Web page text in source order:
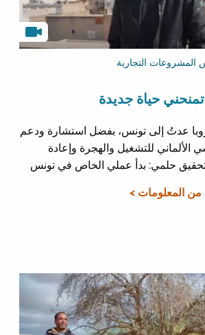
التجارية
حياة جديدة
أوروبا عدتُ إلى تونس، بفضل استشارة ودعم
الألماني للتشغيل والهجرة وإعادة
حلمي: بدأ عملي الخاص في تونس
من المعلومات >